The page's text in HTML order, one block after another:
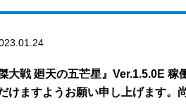
傑大戦 廻天の五芒星』Ver.1.5.0E
けますようお願い申し上げます。